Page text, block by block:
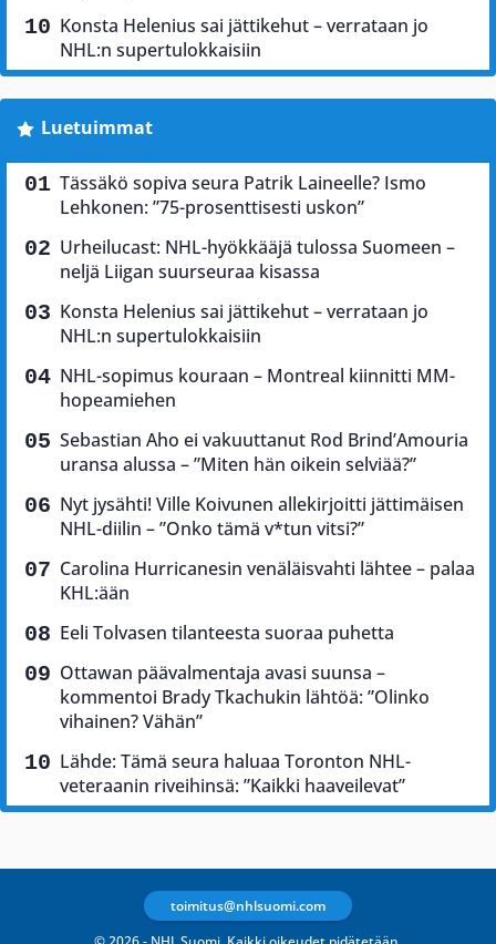
Konsta Helenius sai jättikehut – verrataan jo
NHL:n supertulokkaisiin
Luetuimmat
Tässäkö sopiva seura Patrik Laineelle? Ismo
Lehkonen: ”75-prosenttisesti uskon”
Urheilucast: NHL-hyökkääjä tulossa Suomeen –
neljä Liigan suurseuraa kisassa
Konsta Helenius sai jättikehut – verrataan jo
NHL:n supertulokkaisiin
NHL-sopimus kouraan – Montreal kiinnitti MM-
hopeamiehen
Sebastian Aho ei vakuuttanut Rod Brind’Amouria
uransa alussa – ”Miten hän oikein selviää?”
Nyt jysähti! Ville Koivunen allekirjoitti jättimäisen
NHL-diilin – ”Onko tämä v*tun vitsi?”
Carolina Hurricanesin venäläisvahti lähtee – palaa
KHL:ään
Eeli Tolvasen tilanteesta suoraa puhetta
Ottawan päävalmentaja avasi suunsa –
kommentoi Brady Tkachukin lähtöä: ”Olinko
vihainen? Vähän”
Lähde: Tämä seura haluaa Toronton NHL-
veteraanin riveihinsä: ”Kaikki haaveilevat”
toimitus@nhlsuomi.com